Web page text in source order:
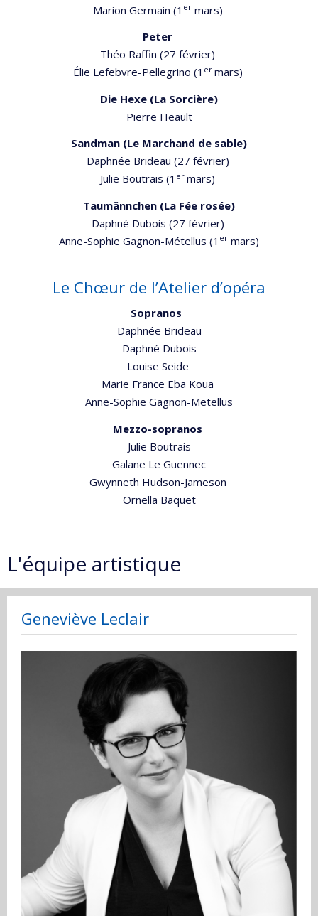
Marion Germain (1 ermars)
Peter
Théo Raffin (27 février)
Élie Lefebvre-Pellegrino (1 er mars)
Die Hexe (La Sorcière)
Pierre Heault
Sandman (Le Marchand de sable)
Daphnée Brideau (27 février)
Julie Boutrais (1 er mars)
Taumännchen (La Fée rosée)
Daphné Dubois (27 février)
Anne-Sophie Gagnon-Métellus (1 er mars)
Le Chœur de l’Atelier d’opéra
Sopranos
Daphnée Brideau
Daphné Dubois
Louise Seide
Marie France Eba Koua
Anne-Sophie Gagnon-Metellus
Mezzo-sopranos
Julie Boutrais
Galane Le Guennec
Gwynneth Hudson-Jameson
Ornella Baquet
L'équipe artistique
Geneviève Leclair